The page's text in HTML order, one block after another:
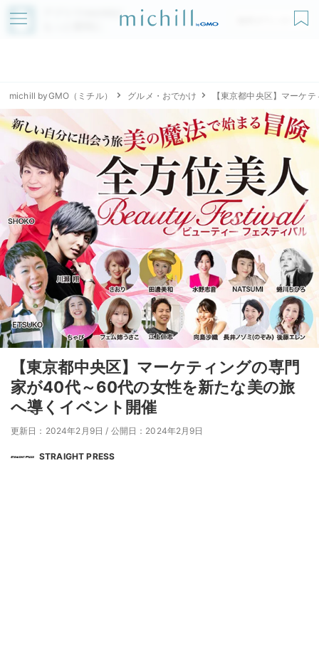
アプリでmichillが
無料ダウンロード
michill byGMO（ミチル） グルメ・おでかけ 【東京都中央区】マーケ
【東京都中央区】マーケティングの専門
家が40代～60代の女性を新たな美の旅
へ導くイベント開催
更新日：2024年2月9日 / 公開日：2024年2月9日
STRAIGHT PRESS